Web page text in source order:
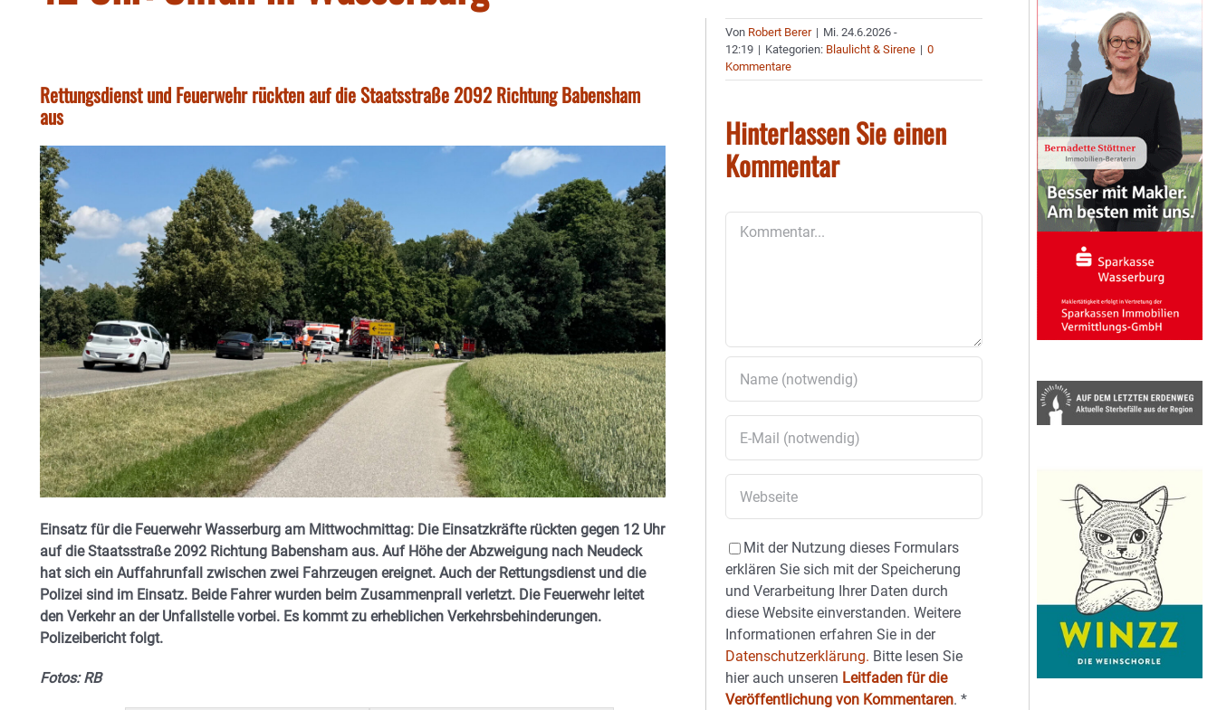
Rettungsdienst und Feuerwehr rückten auf die Staatsstraße 2092 Richtung Babensham
aus
Einsatz für die Feuerwehr Wasserburg am Mittwochmittag: Die Einsatzkräfte rückten gegen 12 Uhr
auf die Staatsstraße 2092 Richtung Babensham aus. Auf Höhe der Abzweigung nach Neudeck
hat sich ein Auffahrunfall zwischen zwei Fahrzeugen ereignet. Auch der Rettungsdienst und die
Polizei sind im Einsatz. Beide Fahrer wurden beim Zusammenprall verletzt. Die Feuerwehr leitet
den Verkehr an der Unfallstelle vorbei. Es kommt zu erheblichen Verkehrsbehinderungen.
Polizeibericht folgt.
Fotos: RB
Von Robert Berer | Mi. 24.6.2026 -
12:19 | Kategorien: Blaulicht & Sirene | 0
Kommentare
Hinterlassen Sie einen
Kommentar
Mit der Nutzung dieses Formulars
erklären Sie sich mit der Speicherung
und Verarbeitung Ihrer Daten durch
diese Website einverstanden. Weitere
Informationen erfahren Sie in der
Datenschutzerklärung. Bitte lesen Sie
hier auch unseren Leitfaden für die
Veröffentlichung von Kommentaren.*